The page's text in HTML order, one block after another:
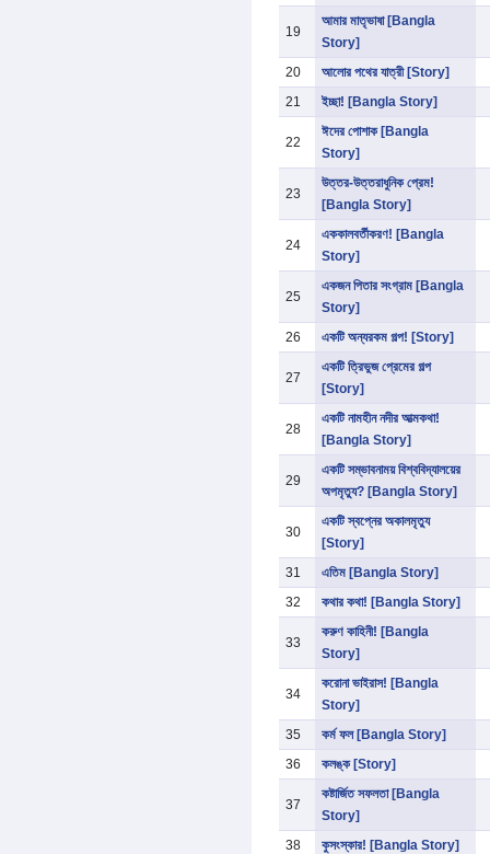
19
আমার মাতৃভাষা [Bangla
Story]
20
আলোর পথের যাত্রী [Story]
21
ইচ্ছা! [Bangla Story]
22
ঈদের পোশাক [Bangla
Story]
23
উত্তর-উত্তরাধুনিক প্রেম!
[Bangla Story]
24
এককালবর্তীকরণ! [Bangla
Story]
25
একজন পিতার সংগ্রাম [Bangla
Story]
26
একটি অন্যরকম গল্প! [Story]
27
একটি ত্রিভুজ প্রেমের গল্প
[Story]
28
একটি নামহীন নদীর আত্মকথা!
[Bangla Story]
29
একটি সম্ভাবনাময় বিশ্ববিদ্যালয়ের
অপমৃত্যু? [Bangla Story]
30
একটি স্বপ্নের অকালমৃত্যু
[Story]
31
এতিম [Bangla Story]
32
কথার কথা! [Bangla Story]
33
করুণ কাহিনী! [Bangla
Story]
34
করোনা ভাইরাস! [Bangla
Story]
35
কর্ম ফল [Bangla Story]
36
কলঙ্ক [Story]
37
কষ্টার্জিত সফলতা [Bangla
Story]
38
কুসংস্কার! [Bangla Story]